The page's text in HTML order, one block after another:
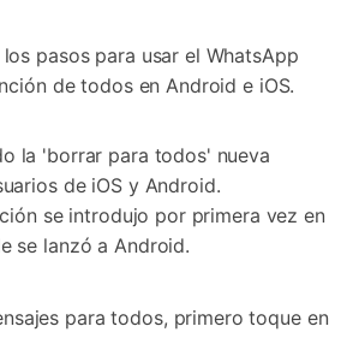
pasos para usar el WhatsApp
de todos en Android e iOS.
la 'borrar para todos' nueva
de iOS y Android.
se introdujo por primera vez en
se lanzó a Android.
para todos, primero toque en